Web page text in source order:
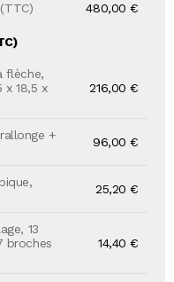
480,00 €
flèche,
x 18,5 x
216,00 €
+
96,00 €
25,20 €
13
broches
14,40 €